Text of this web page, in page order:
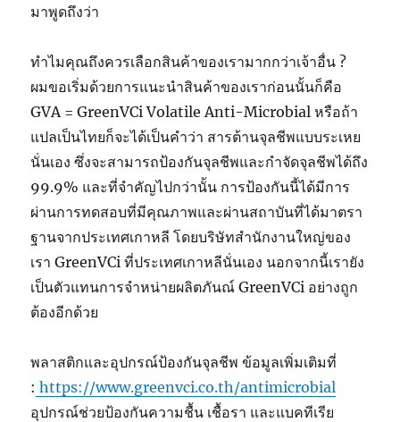
มาพูดถึงว่า
ทำไมคุณถึงควรเลือกสินค้าของเรามากกว่าเจ้าอื่น ?
ผมขอเริ่มด้วยการแนะนำสินค้าของเราก่อนนั้นก็คือ
GVA = GreenVCi Volatile Anti-Microbial หรือถ้า
แปลเป็นไทยก็จะได้เป็นคำว่า สารต้านจุลชีพแบบระเหย
นั่นเอง ซึ่งจะสามารถป้องกันจุลชีพและกำจัดจุลชีพได้ถึง
99.9% และที่จำคัญไปกว่านั้น การป้องกันนี้ได้มีการ
ผ่านการทดสอบที่มีคุณภาพและผ่านสถาบันที่ได้มาตรา
ฐานจากประเทศเกาหลี โดยบริษัทสำนักงานใหญ่ของ
เรา GreenVCi ที่ประเทศเกาหลีนั่นเอง นอกจากนี้เรายัง
เป็นตัวแทนการจำหน่ายผลิตภันณ์ GreenVCi อย่างถูก
ต้องอีกด้วย
พลาสติกและอุปกรณ์ป้องกันจุลชีพ ข้อมูลเพิ่มเติมที่
: https://www.greenvci.co.th/antimicrobial
อุปกรณ์ช่วยป้องกันความชื้น เชื้อรา และแบคทีเรีย